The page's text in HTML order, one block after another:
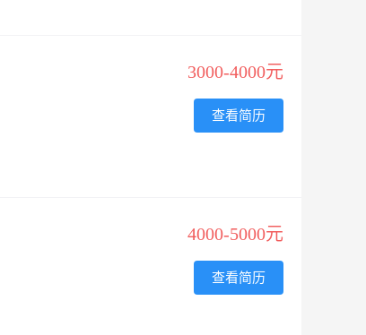
3000-4000元
查看简历
4000-5000元
查看简历